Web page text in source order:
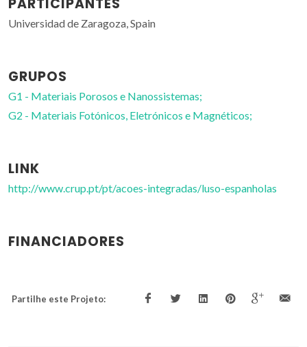
PARTICIPANTES
Universidad de Zaragoza, Spain
GRUPOS
G1 - Materiais Porosos e Nanossistemas;
G2 - Materiais Fotónicos, Eletrónicos e Magnéticos;
LINK
http://www.crup.pt/pt/acoes-integradas/luso-espanholas
FINANCIADORES
Partilhe este Projeto: